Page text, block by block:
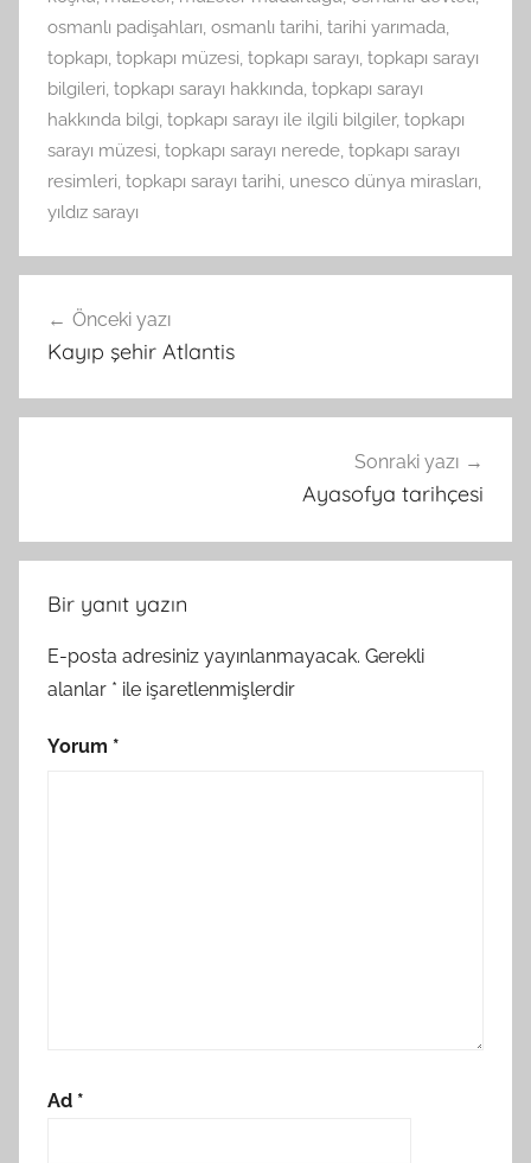
osmanlı padişahları, osmanlı tarihi, tarihi yarımada,
topkapı, topkapı müzesi, topkapı sarayı, topkapı sarayı
bilgileri, topkapı sarayı hakkında, topkapı sarayı
hakkında bilgi, topkapı sarayı ile ilgili bilgiler, topkapı
sarayı müzesi, topkapı sarayı nerede, topkapı sarayı
resimleri, topkapı sarayı tarihi, unesco dünya mirasları,
yıldız sarayı
gezinmesi
Önceki yazı
Kayıp şehir Atlantis
Sonraki yazı
Ayasofya tarihçesi
Bir yanıt yazın
E-posta adresiniz yayınlanmayacak. Gerekli
alanlar * ile işaretlenmişlerdir
Yorum *
Ad *